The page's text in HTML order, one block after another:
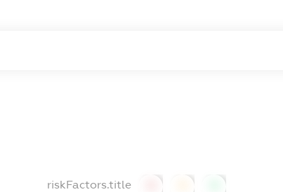
riskFactors.title